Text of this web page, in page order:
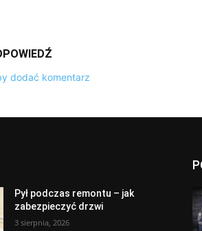
dodać komentarz
Pył podczas remontu – jak
zabezpieczyć drzwi
3 sierpnia, 2026